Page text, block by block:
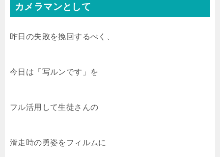
カメラマンとして
昨日の失敗を挽回するべく、
今日は「写ルンです」を
フル活用して生徒さんの
滑走時の勇姿をフィルムに